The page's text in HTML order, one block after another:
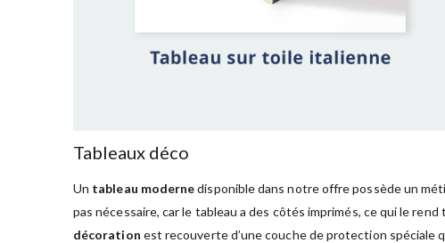
Tableaux déco
Un tableau modernedisponible dans notre offre possède un
pas nécessaire, car le tableau a des côtés imprimés, ce qui le
décoration est recouverte d’une couche de protection spéciale